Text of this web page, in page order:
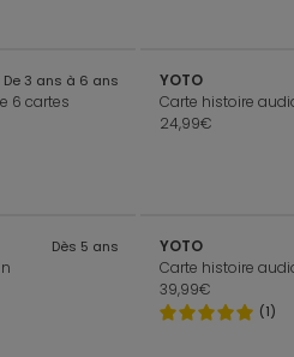
De 3 ans à 6 ans
6 cartes
YOTO
24,99€
Dès 5 ans YOTO
39,99€
(1)